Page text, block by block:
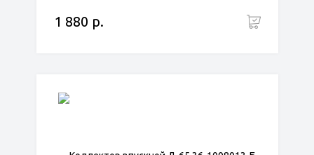
1 880 р.